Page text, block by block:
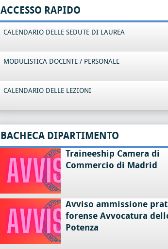
ACCESSO RAPIDO
CALENDARIO DELLE SEDUTE DI LAUREA
MODULISTICA DOCENTE / PERSONALE
CALENDARIO DELLE LEZIONI
BACHECA DIPARTIMENTO
Traineeship Camera di
Commercio di Madrid
Avviso ammissione
forense Avvocatura
Potenza